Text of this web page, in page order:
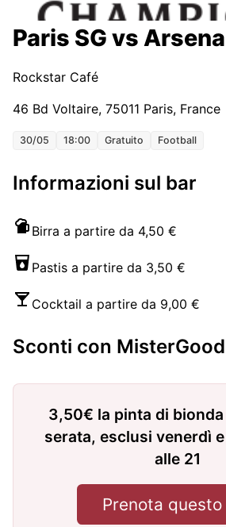
Paris SG vs
Rockstar Café
46 Bd Voltaire, 75011 Paris, France
30/05 18:00 Gratuito Football
Informazioni sul bar
Birra a partire da 4,50 €
Pastis a partire da 3,50 €
Cocktail a partire da 9,00 €
Sconti con
3,50€ la pinta di
serata, esclusi venerdì
alle 21
Prenota